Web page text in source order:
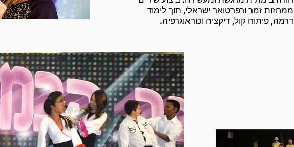
ממחזות זמר ורפרטואר ישראלי, תוך לימוד
דרמה, פיתוח קול, דיקציה וכוראוגרפיה.